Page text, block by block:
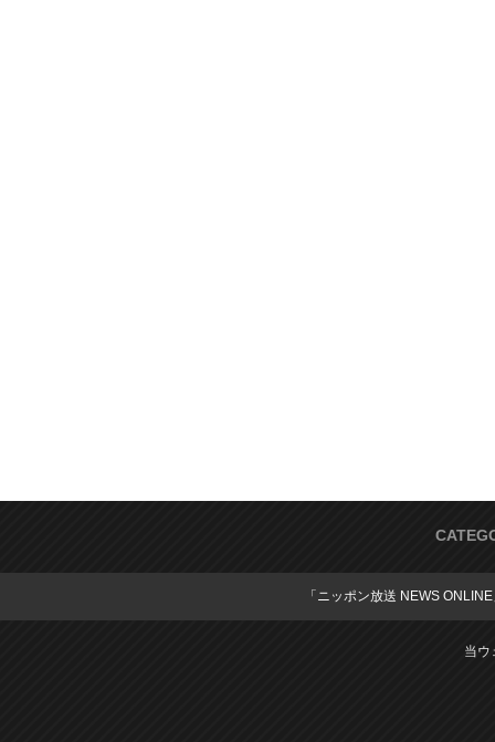
「ニッポン放送 NEWS
当ウ